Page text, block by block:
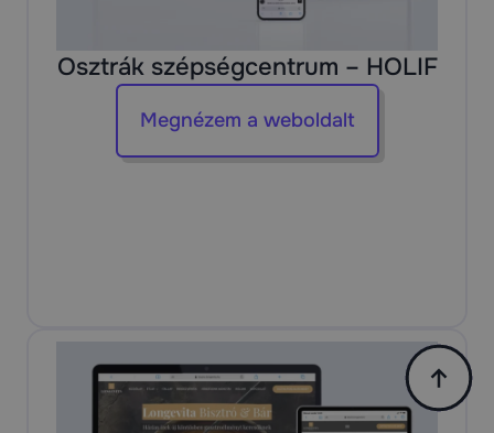
Osztrák szépségcentrum – HOLIF
Megnézem a weboldalt